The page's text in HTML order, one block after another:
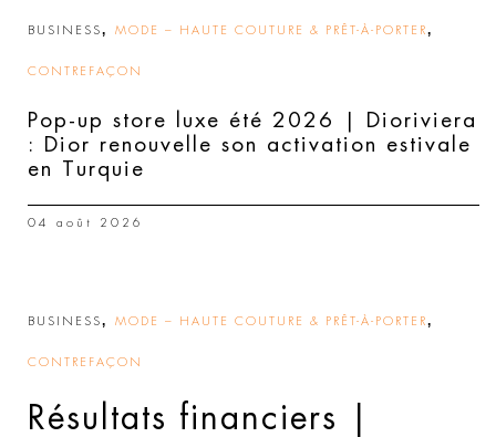
BUSINESS, MODE – HAUTE COUTURE & PRÊT-À-PORTER,
CONTREFAÇON
Pop-up store luxe été 2026 | Dioriviera
: Dior renouvelle son activation estivale
en Turquie
04 août 2026
BUSINESS, MODE – HAUTE COUTURE & PRÊT-À-PORTER,
CONTREFAÇON
Résultats financiers |